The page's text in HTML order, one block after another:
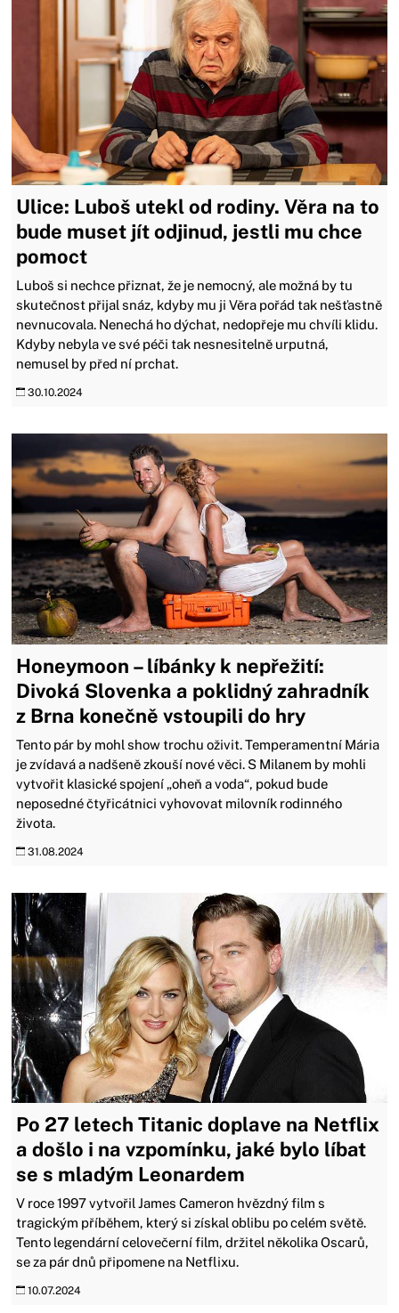
Ulice: Luboš utekl od rodiny. Věra na to
bude muset jít odjinud, jestli mu chce
pomoct
Luboš si nechce přiznat, že je nemocný, ale možná by tu
skutečnost přijal snáz, kdyby mu ji Věra pořád tak nešťastně
nevnucovala. Nenechá ho dýchat, nedopřeje mu chvíli klidu.
Kdyby nebyla ve své péči tak nesnesitelně urputná,
nemusel by před ní prchat.
30.10.2024
Honeymoon – líbánky k nepřežití:
Divoká Slovenka a poklidný zahradník
z Brna konečně vstoupili do hry
Tento pár by mohl show trochu oživit. Temperamentní Mária
je zvídavá a nadšeně zkouší nové věci. S Milanem by mohli
vytvořit klasické spojení „oheň a voda“, pokud bude
neposedné čtyřicátnici vyhovovat milovník rodinného
života.
31.08.2024
Po 27 letech Titanic doplave na Netflix
a došlo i na vzpomínku, jaké bylo líbat
se s mladým Leonardem
V roce 1997 vytvořil James Cameron hvězdný film s
tragickým příběhem, který si získal oblibu po celém světě.
Tento legendární celovečerní film, držitel několika Oscarů,
se za pár dnů připomene na Netflixu.
10.07.2024